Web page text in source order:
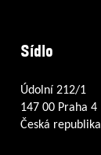
Sídlo
Údolní 212/1
147 00 Praha 4
Česká republika